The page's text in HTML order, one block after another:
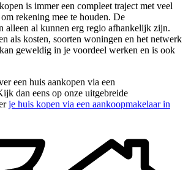
is immer een compleet traject met veel
rekening mee te houden. De
alleen al kunnen erg regio afhankelijk zijn.
als kosten, soorten woningen en het netwerk
geweldig in je voordeel werken en is ook
een huis aankopen via een
dan eens op onze uitgebreide
je huis kopen via een aankoopmakelaar in